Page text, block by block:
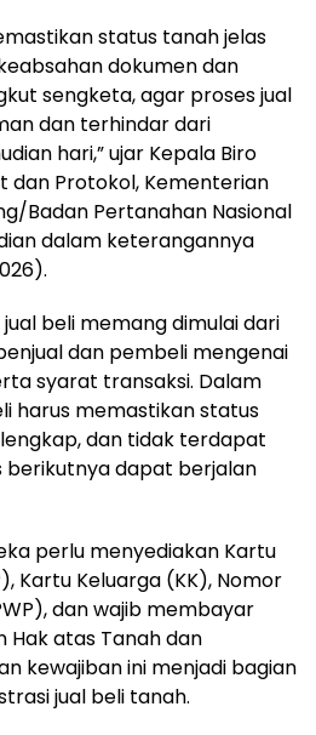
status tanah jelas
dokumen dan
sengketa, agar proses jual
dan terhindar dari
hari,” ujar Kepala Biro
dan Protokol, Kementerian
Badan Pertanahan Nasional
dalam keterangannya
beli memang dimulai dari
dan pembeli mengenai
syarat transaksi. Dalam
harus memastikan status
dan tidak terdapat
berikutnya dapat berjalan
perlu menyediakan Kartu
Kartu Keluarga (KK), Nomor
dan wajib membayar
Hak atas Tanah dan
kewajiban ini menjadi bagian
jual beli tanah.